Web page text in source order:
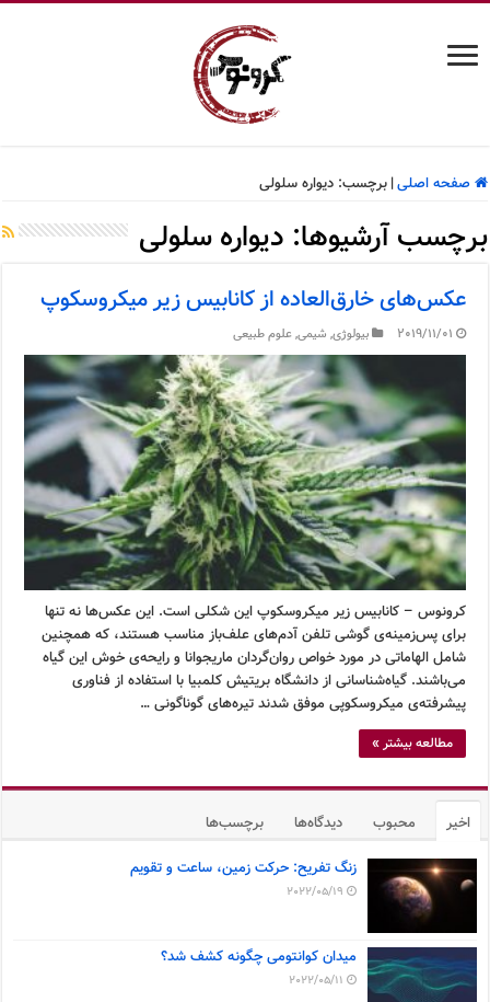
صفحه اصلی| برچسب:دیواره سلولی
برچسب آرشیوها: دیواره سلولی
عکس‌های خارق‌العاده از کانابیس زیر میکروسکوپ
2019/11/01 بیولوژی, شیمی,علوم طبیعی
کرونوس – کانابیس زیر میکروسکوپ این شکلی است. این عکس‌ها نه تنها
برای پس‌زمینه‌ی گوشی تلفن آدم‌های علف‌باز مناسب هستند، که همچنین
شامل الهاماتی در مورد خواص روان‌گردان ماریجوانا و رایحه‌ی خوش این گیاه
می‌باشند. گیاه‌شناسانی از دانشگاه بریتیش کلمبیا با استفاده از فناوری
پیشرفته‌ی میکروسکوپی موفق شدند تیره‌های گوناگونی …
مطالعه بیشتر »
اخیر محبوب دیدگاه‌ها برچسب‌ها
زنگ تفریح: حرکت زمین، ساعت و تقویم
2022/05/19
میدان کوانتومی چگونه کشف شد؟
2022/05/11